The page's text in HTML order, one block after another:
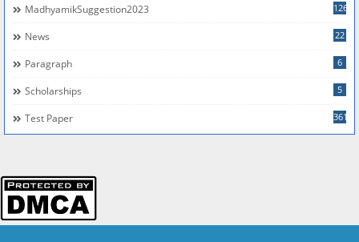
MadhyamikSuggestion2023 126
News 22
Paragraph 6
Scholarships 5
Test Paper 361